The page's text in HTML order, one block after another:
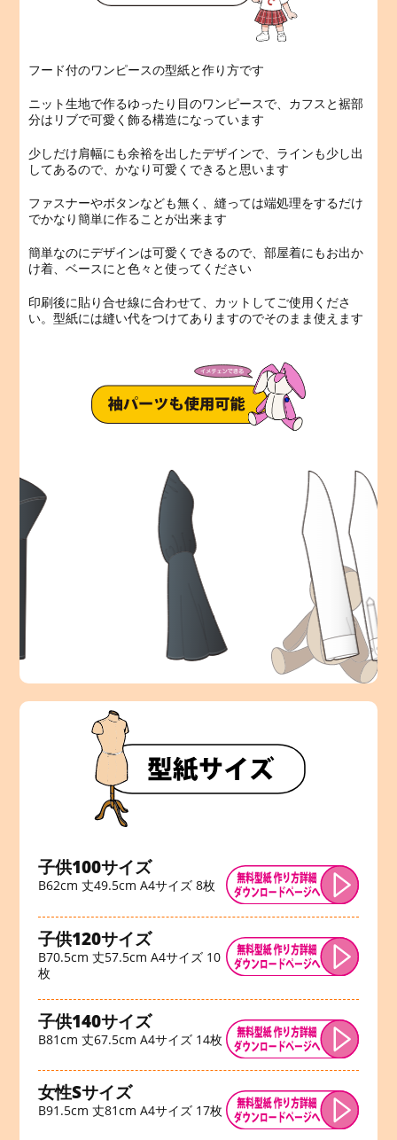
フード付のワンピースの型紙と作り方です
ニット生地で作るゆったり目のワンピースで、カフスと裾部
分はリブで可愛く飾る構造になっています
少しだけ肩幅にも余裕を出したデザインで、ラインも少し出
してあるので、かなり可愛くできると思います
ファスナーやボタンなども無く、縫っては端処理をするだけ
でかなり簡単に作ることが出来ます
簡単なのにデザインは可愛くできるので、部屋着にもお出か
け着、ベースにと色々と使ってください
印刷後に貼り合せ線に合わせて、カットしてご使用くださ
い。型紙には縫い代をつけてありますのでそのまま使えます
子供100サイズ
B62cm 丈49.5cm A4サイズ 8枚
子供120サイズ
B70.5cm 丈57.5cm A4サイズ 10
枚
子供140サイズ
B81cm 丈67.5cm A4サイズ 14枚
女性Sサイズ
B91.5cm 丈81cm A4サイズ 17枚